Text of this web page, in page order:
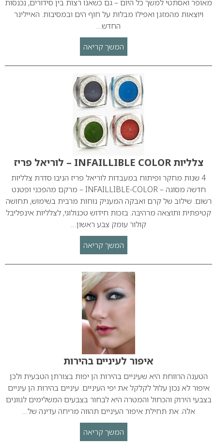
מאופר ואסתטי למשך כל היום – גם כשאנו רצות בין סידורים, נכנסות
ויוצאות מהמזגן ואפילו מבלות על חוף הים ובמסיבות. האיילינר
החדש…
המשך קריאה
צלליות INFAILLIBLE COLOR – לוריאל פריז
4 שנות מחקר ופיתוח במעבדות לוריאל פריז הניבו סדרת צלליות
חדשה מסוגה – INFAILLIBLE-COLOR – מרקם מהפכני ופטנט
רשום. שילוב של קרם ואבקה המעניק נוחות מרבית בשימוש, תחושה
קטיפתית ותוצאה מרהיבה. בזכות חידוש טכנולוגי, לצלליות אינפליבל
קולור עומק צבע ראשון…
המשך קריאה
איפור לעיניים בהירות
הטענה הרווחת היא שעיניים בהירות הן יפות בצורתן הטבעית ולכן
איפור לא נכון עלול לקלקל את יפי העיניים. עיניים בהירות הן עיניים
בצבעי הירוק והכחול והמטרה היא לבחור בצבעים המשלימים לגוונים
אלה. את תחילת איפור העיניים תהווה מריחה עדינה של…
המשך קריאה